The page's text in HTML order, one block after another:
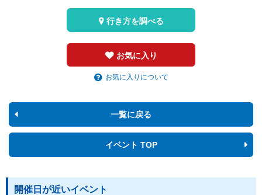
お気に入り
お気に入りについて
行き方を調べる
一覧に戻る
イベント TOP
開催日が近いイベント